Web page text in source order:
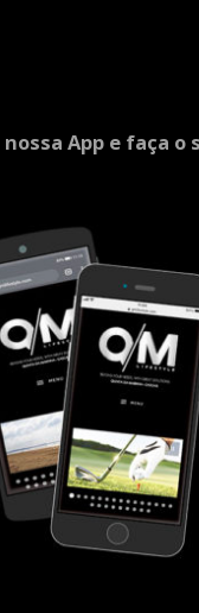
App e faça o